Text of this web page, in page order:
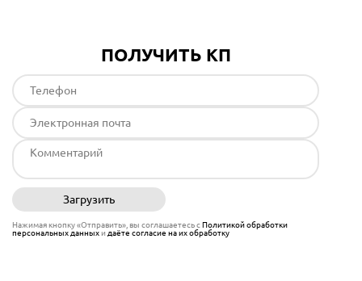
ПОЛУЧИТЬ КП
Загрузить
Нажимая кнопку «Отправить», вы соглашаетесь сПолитикой обработки
персональных данныхи даёте согласие на их обработку